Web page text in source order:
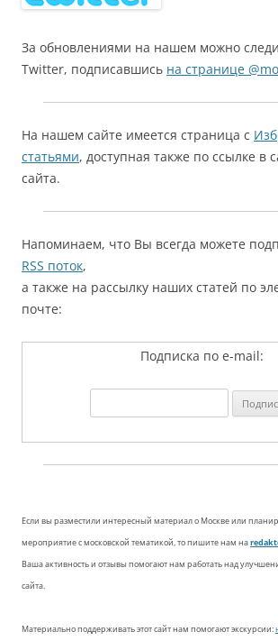
За обновлениями на нашем можно
Twitter, подписавшись на странице
На нашем сайте имеется страница с
статьями, доступная также по ссылке в
сайта.
Напоминаем, что Вы всегда можете
RSS поток,
а также на рассылку наших статей по
почте:
Подписка по e-mail:
Если вы разместили интересный материал о Москве или
мероприятие с московской тематикой, то пишите нам на
Ваша активность и отзывы помогают нам работать над
сайта.
Материально поддерживать этот сайт нам помогают экскурсии: